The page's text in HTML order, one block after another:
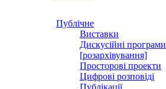
Публічне
Виставки
Дискусійні програми
[розархівування]
Просторові проекти
Цифрові розповіді